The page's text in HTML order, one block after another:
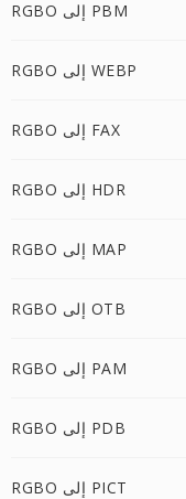
RGBO إلى PBM
RGBO إلى WEBP
RGBO إلى FAX
RGBO إلى HDR
RGBO إلى MAP
RGBO إلى OTB
RGBO إلى PAM
RGBO إلى PDB
RGBO إلى PICT